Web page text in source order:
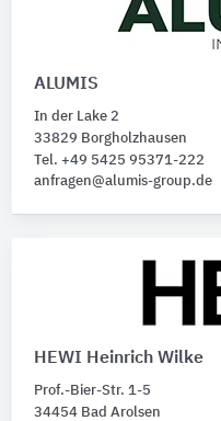
ALUMIS
In der Lake 2
33829 Borgholzhausen
Tel. +49 5425 95371-222
anfragen@alumis-group.de
HEWI Heinrich Wilke
Prof.-Bier-Str. 1-5
34454 Bad Arolsen